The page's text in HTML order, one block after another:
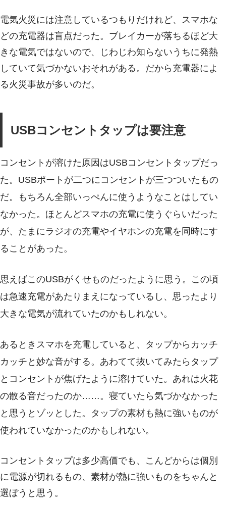
電気火災には注意しているつもりだけれど、スマホな
どの充電器は盲点だった。ブレイカーが落ちるほど大
きな電気ではないので、じわじわ知らないうちに発熱
していて気づかないおそれがある。だから充電器によ
る火災事故が多いのだ。
USBコンセントタップは要注意
コンセントが溶けた原因はUSBコンセントタップだっ
た。USBポートが二つにコンセントが三つついたもの
だ。もちろん全部いっぺんに使うようなことはしてい
なかった。ほとんどスマホの充電に使うぐらいだった
が、たまにラジオの充電やイヤホンの充電を同時にす
ることがあった。
思えばこのUSBがくせものだったように思う。この頃
は急速充電があたりまえになっているし、思ったより
大きな電気が流れていたのかもしれない。
あるときスマホを充電していると、タップからカッチ
カッチと妙な音がする。あわてて抜いてみたらタップ
とコンセントが焦げたように溶けていた。あれは火花
の散る音だったのか……。寝ていたら気づかなかった
と思うとゾッとした。タップの素材も熱に強いものが
使われていなかったのかもしれない。
コンセントタップは多少高価でも、こんどからは個別
に電源が切れるもの、素材が熱に強いものをちゃんと
選ぼうと思う。